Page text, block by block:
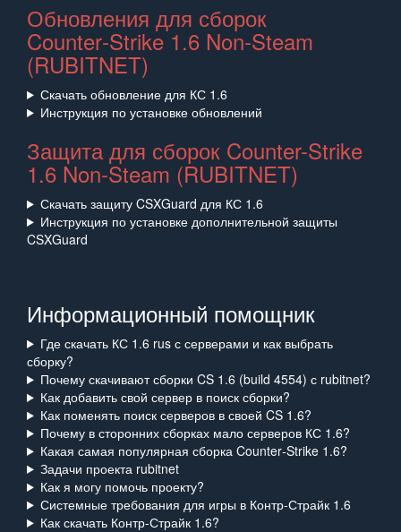
Обновления для сборок
Counter‑Strike 1.6 Non‑Steam
(RUBITNET)
Скачать обновление для КС 1.6
Инструкция по установке обновлений
Защита для сборок Counter-Strike
1.6 Non-Steam (RUBITNET)
Скачать защиту CSXGuard для КС 1.6
Инструкция по установке дополнительной защиты
CSXGuard
Информационный помощник
Где скачать КС 1.6 rus с серверами и как выбрать
сборку?
Почему скачивают сборки CS 1.6 (build 4554) с rubitnet?
Как добавить свой сервер в поиск сборки?
Как поменять поиск серверов в своей CS 1.6?
Почему в сторонних сборках мало серверов КС 1.6?
Какая самая популярная сборка Counter‑Strike 1.6?
Задачи проекта rubitnet
Как я могу помочь проекту?
Системные требования для игры в Контр‑Страйк 1.6
Как скачать Контр‑Страйк 1.6?